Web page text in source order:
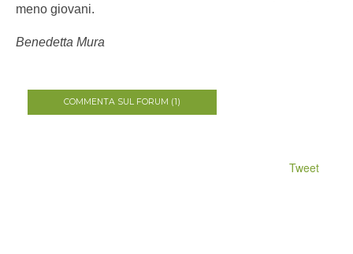
meno giovani.
Benedetta Mura
COMMENTA SUL FORUM (1)
Tweet